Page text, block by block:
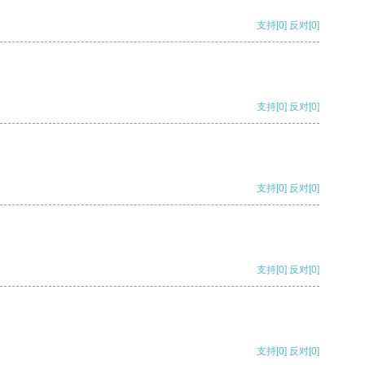
支持[0] 反对[0]
支持[0] 反对[0]
支持[0] 反对[0]
支持[0] 反对[0]
支持[0] 反对[0]